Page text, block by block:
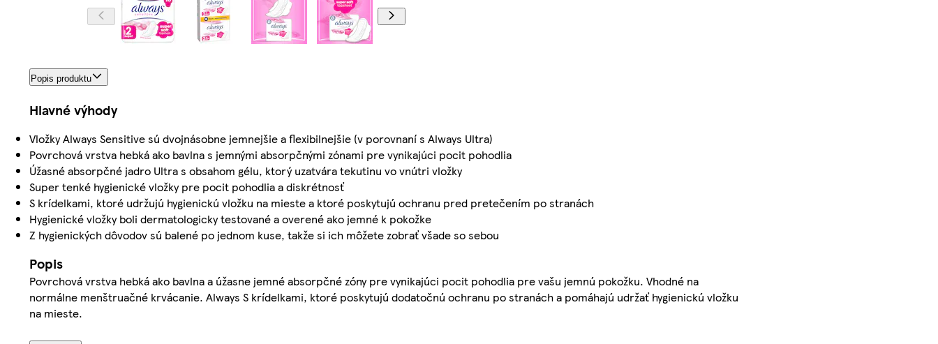
Popis produktu
Hlavné výhody
Vložky Always Sensitive sú dvojnásobne jemnejšie a flexibilnejšie (v porovnaní s Always Ultra)
Povrchová vrstva hebká ako bavlna s jemnými absorpčnými zónami pre vynikajúci pocit pohodlia
Úžasné absorpčné jadro Ultra s obsahom gélu, ktorý uzatvára tekutinu vo vnútri vložky
Super tenké hygienické vložky pre pocit pohodlia a diskrétnosť
S krídelkami, ktoré udržujú hygienickú vložku na mieste a ktoré poskytujú ochranu pred pretečením po stranách
Hygienické vložky boli dermatologicky testované a overené ako jemné k pokožke
Z hygienických dôvodov sú balené po jednom kuse, takže si ich môžete zobrať všade so sebou
Popis
Povrchová vrstva hebká ako bavlna a úžasne jemné absorpčné zóny pre vynikajúci pocit pohodlia pre vašu jemnú pokožku. Vhodné na
normálne menštruačné krvácanie. Always S krídelkami, ktoré poskytujú dodatočnú ochranu po stranách a pomáhajú udržať hygienickú vložku
na mieste.